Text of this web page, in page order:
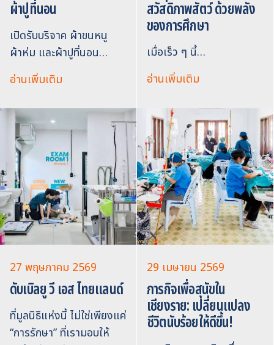
ผ้าปูที่นอน
เปิดรับบริจาค ผ้าขนหนู
ผ้าห่ม และผ้าปูที่นอน…
อ่านเพิ่มเติม
สวัสดิภาพสัตว์ ด้วยพลัง
ของการศึกษา
เมื่อเร็ว ๆ นี้…
อ่านเพิ่มเติม
27 พฤษภาคม 2569
ดับเบิลยู วี เอส ไทยแลนด์
ที่มูลนิธิแห่งนี้ ไม่ใช่เพียงแค่
“การรักษา” ที่เรามอบให้
29 เมษายน 2569
ภารกิจเพื่อสุนัขใน
เชียงราย: เปลี่ยนแปลง
ชีวิตนับร้อยให้ดีขึ้น!